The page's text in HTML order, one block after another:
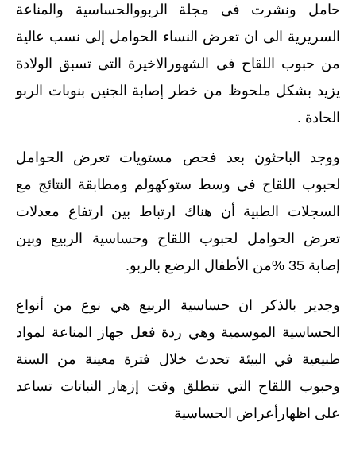
حامل ونشرت فى مجلة الربووالحساسية والمناعة
السريرية الى ان تعرض النساء الحوامل إلى نسب عالية
من حبوب اللقاح فى الشهورالاخيرة التى تسبق الولادة
يزيد بشكل ملحوظ من خطر إصابة الجنين بنوبات الربو
الحادة .
ووجد الباحثون بعد فحص مستويات تعرض الحوامل
لحبوب اللقاح في وسط ستوكهولم ومطابقة النتائج مع
السجلات الطبية أن هناك ارتباط بين ارتفاع معدلات
تعرض الحوامل لحبوب اللقاح وحساسية الربيع وبين
إصابة 35 %من الأطفال الرضع بالربو.
وجدير بالذكر ان حساسية الربيع هي نوع من أنواع
الحساسية الموسمية وهي ردة فعل جهاز المناعة لمواد
طبيعية في البيئة تحدث خلال فترة معينة من السنة
وحبوب اللقاح التي تنطلق وقت إزهار النباتات تساعد
على اظهار أعراض الحساسية